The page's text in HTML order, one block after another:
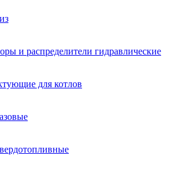
и распределители гидравлические
для котлов